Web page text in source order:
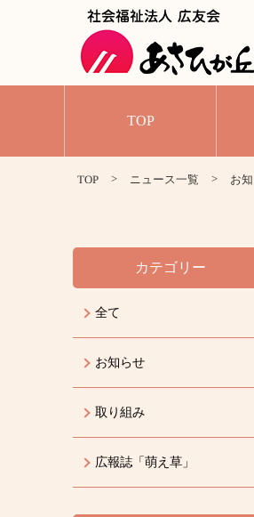
TOP
TOP > ニュース一覧 > お
カテゴリー
全て
お知らせ
取り組み
広報誌「萌え草」